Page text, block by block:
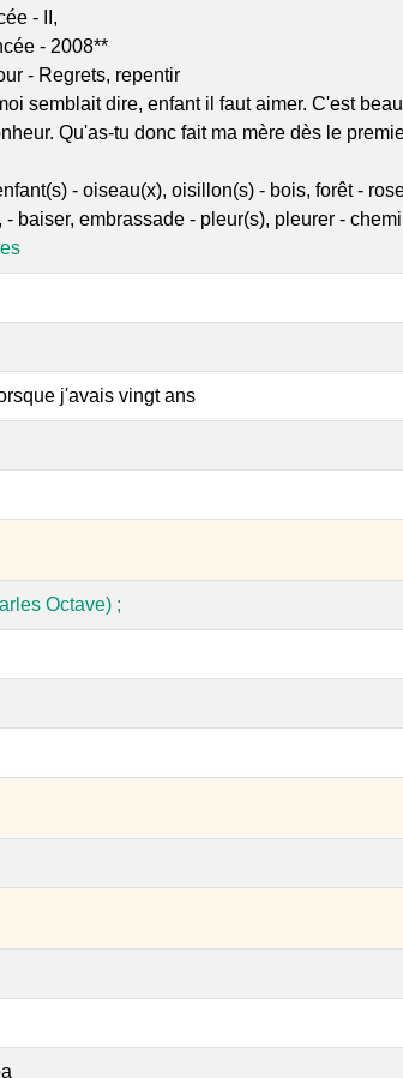
- II,
- 2008**
- Regrets, repentir
semblait dire, enfant il faut aimer. C'est
Qu'as-tu donc fait ma mère dès le
- oiseau(x), oisillon(s) - bois, forêt -
- baiser, embrassade - pleur(s), pleurer -
j'avais vingt ans
Octave) ;